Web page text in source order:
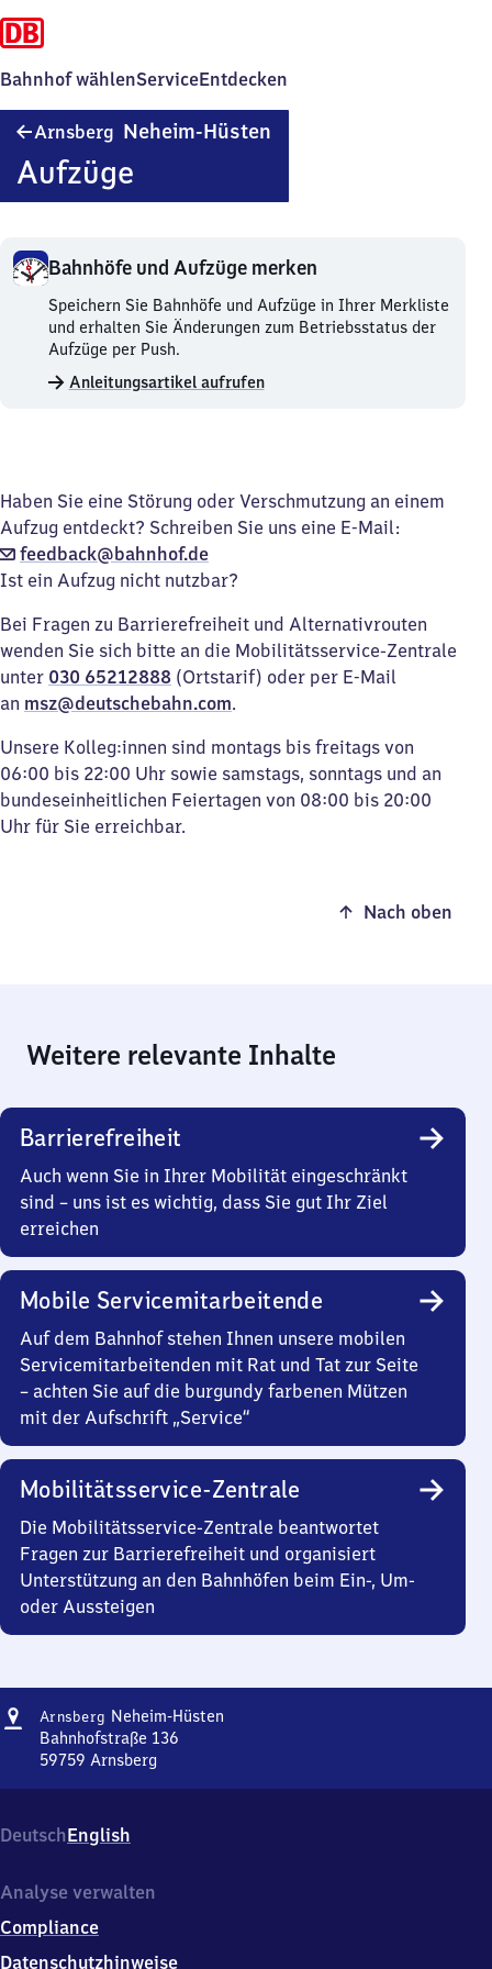
Bahnhof wählenServiceEntdecken
Arnsberg Neheim-Hüsten
Aufzüge
Bahnhöfe und Aufzüge merken
Bahnhöfe
und
Aufzüge
merken.
Speichern Sie Bahnhöfe und Aufzüge in Ihrer Merkliste
und erhalten Sie Änderungen zum Betriebsstatus der
Aufzüge per Push.
Anleitungsartikel aufrufen
Haben Sie eine Störung oder Verschmutzung an einem
Aufzug entdeckt? Schreiben Sie uns eine E-Mail:
feedback@bahnhof.de
Ist ein Aufzug nicht nutzbar?
Bei Fragen zu Barrierefreiheit und Alternativrouten
wenden Sie sich bitte an die Mobilitätsservice-Zentrale
unter 030 65212888 (Ortstarif) oder per E-Mail
an msz@deutschebahn.com.
Unsere Kolleg:innen sind montags bis freitags von
06:00 bis 22:00 Uhr sowie samstags, sonntags und an
bundeseinheitlichen Feiertagen von 08:00 bis 20:00
Uhr für Sie erreichbar.
Nach oben
Weitere relevante Inhalte
Barrierefreiheit
Auch wenn Sie in Ihrer Mobilität eingeschränkt
sind – uns ist es wichtig, dass Sie gut Ihr Ziel
erreichen
Mobile Servicemitarbeitende
Auf dem Bahnhof stehen Ihnen unsere mobilen
Servicemitarbeitenden mit Rat und Tat zur Seite
– achten Sie auf die burgundy farbenen Mützen
mit der Aufschrift „Service“
Mobilitätsservice-Zentrale
Die Mobilitätsservice-Zentrale beantwortet
Fragen zur Barrierefreiheit und organisiert
Unterstützung an den Bahnhöfen beim Ein-, Um-
oder Aussteigen
Adresse
Arnsberg Neheim-Hüsten
Bahnhofstraße 136
59759 Arnsberg
Hüsten,
Bahnhofstraße
5
7
5
DeutschEnglish
Analyse verwalten
Compliance
Datenschutzhinweise